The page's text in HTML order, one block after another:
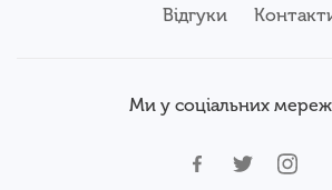
Відгуки
Ми у соціальних